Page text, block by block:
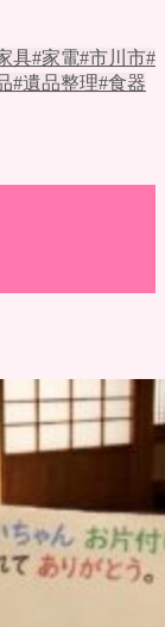
具#家電#市川市#
#遺品整理#食器